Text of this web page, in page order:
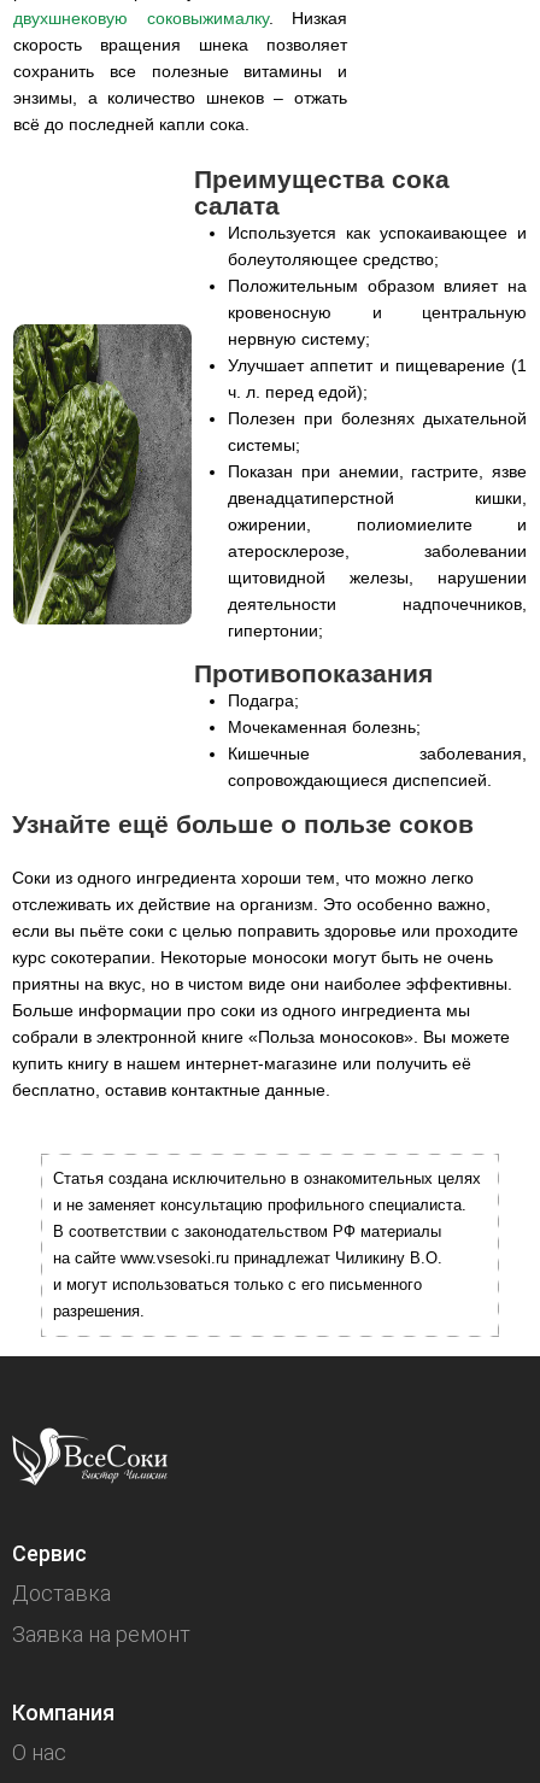
двухшнековую соковыжималку. Низкая
скорость вращения шнека позволяет
сохранить все полезные витамины и
энзимы, а количество шнеков – отжать
всё до последней капли сока.
Преимущества сока
салата
Используется как успокаивающее и
болеутоляющее средство;
Положительным образом влияет на
кровеносную и центральную
нервную систему;
Улучшает аппетит и пищеварение (1
ч. л. перед едой);
Полезен при болезнях дыхательной
системы;
Показан при анемии, гастрите, язве
двенадцатиперстной кишки,
ожирении, полиомиелите и
атеросклерозе, заболевании
щитовидной железы, нарушении
деятельности надпочечников,
гипертонии;
Противопоказания
Подагра;
Мочекаменная болезнь;
Кишечные заболевания,
сопровождающиеся диспепсией.
Узнайте ещё больше о пользе соков
Соки из одного ингредиента хороши тем, что можно легко
отслеживать их действие на организм. Это особенно важно,
если вы пьёте соки с целью поправить здоровье или проходите
курс сокотерапии. Некоторые моносоки могут быть не очень
приятны на вкус, но в чистом виде они наиболее эффективны.
Больше информации про соки из одного ингредиента мы
собрали в электронной книге «Польза моносоков». Вы можете
купить книгу в нашем интернет-магазине или получить её
бесплатно, оставив контактные данные.
Статья создана исключительно в ознакомительных целях
и не заменяет консультацию профильного специалиста.
В соответствии с законодательством РФ материалы
на сайте www.vsesoki.ru принадлежат Чиликину В.О.
и могут использоваться только с его письменного
разрешения.
Сервис
Доставка
Заявка на ремонт
Компания
О нас